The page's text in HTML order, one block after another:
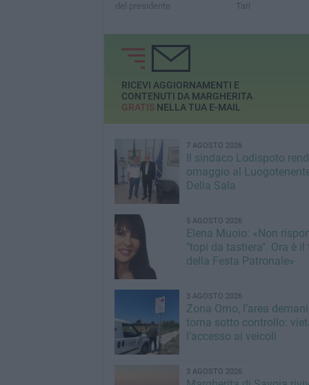
del presidente
Tari
RICEVI AGGIORNAMENTI E
CONTENUTI DA MARGHERITA
GRATISNELLA TUA E-MAIL
7 AGOSTO 2026
Il sindaco Lodispoto
omaggio al
Della Sala
5 AGOSTO 2026
Elena Muoio: «Non
"topi da tastiera". Ora è il
della Festa Patronale»
3 AGOSTO 2026
Zona Orno, l’area
torna sotto controllo:
l’accesso ai veicoli
3 AGOSTO 2026